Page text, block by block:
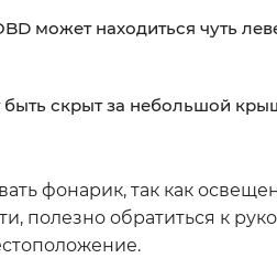
может находиться чуть
скрыт за небольшой
фонарик, так как
полезно обратиться к